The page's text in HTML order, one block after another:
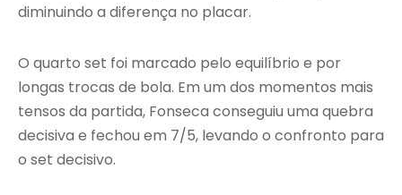
diminuindo a diferença no placar.
O quarto set foi marcado pelo equilíbrio e por
longas trocas de bola. Em um dos momentos mais
tensos da partida, Fonseca conseguiu uma quebra
decisiva e fechou em 7/5, levando o confronto para
o set decisivo.